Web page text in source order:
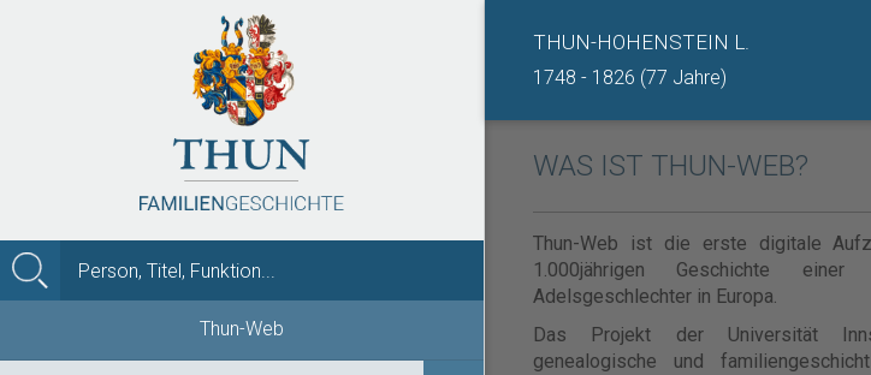
Thun-Web
WAS IST THUN-WEB?
Thun-Web ist die erste digitale
1.000jährigen Geschichte
Adelsgeschlechter in Europa.
Das Projekt der Universität
genealogische und
THUN-HOHENSTEIN L.
1748 - 1826 (77 Jahre)